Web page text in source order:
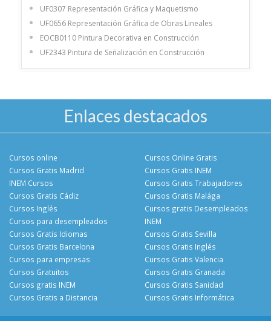
UF0307 Representación Gráfica y Maquetismo
UF0656 Representación Gráfica de Obras Lineales
EOCB0110 Pintura Decorativa en Construcción
UF2343 Pintura de Señalización en Construcción
Enlaces destacados
Cursos online
Cursos Gratis Madrid
INEM Cursos
Cursos Gratis Cádiz
Cursos Online Gratis
Cursos Gratis INEM
Cursos Gratis Trabajadores
Cursos Gratis Malága
Cursos Inglés
Cursos para desempleados
Cursos Gratis Idiomas
Cursos Gratis Barcelona
Cursos gratis Desempleados
INEM
Cursos Gratis Sevilla
Cursos Gratis Inglés
Cursos para empresas
Cursos Gratuitos
Cursos gratis INEM
Cursos Gratis a Distancia
Cursos Gratis Valencia
Cursos Gratis Granada
Cursos Gratis Sanidad
Cursos Gratis Informática